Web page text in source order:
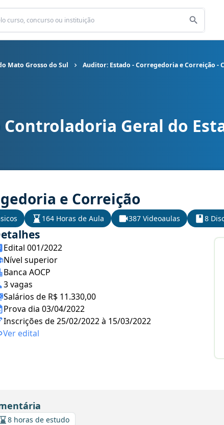
Mato Grosso do Sul Auditor: Estado - Corregedoria e Correição -
Estado do Mato Grosso do Sul cargo Auditor: Estado -
Geral do
e Correição
164 Horas de Aula 387 Videoaulas 8
Edital 001/2022
Nível superior
Banca AOCP
3 vagas
Salários de R$ 11.330,00
Prova dia 03/04/2022
Inscrições de 25/02/2022 à 15/03/2022
Ver edital
8 horas de estudo